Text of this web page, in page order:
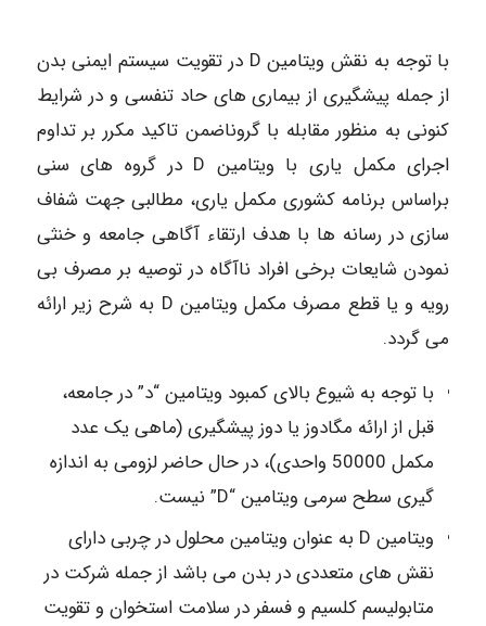
با توجه به نقش ویتامین D در تقویت سیستم ایمنی بدن
از جمله پیشگیری از بیماری های حاد تنفسی و در شرایط
کنونی به منظور مقابله با گروناضمن تاکید مکرر بر تداوم
اجرای مکمل یاری با ویتامین D در گروه های سنی
براساس برنامه کشوری مکمل یاری، مطالبی جهت شفاف
سازی در رسانه ها با هدف ارتقاء آگاهی جامعه و خنثی
نمودن شایعات برخی افراد ناآگاه در توصیه بر مصرف بی
رویه و یا قطع مصرف مکمل ویتامین D به شرح زیر ارائه
می گردد.
با توجه به شیوع بالای کمبود ویتامین “د” در جامعه،
قبل از ارائه مگادوز یا دوز پیشگیری (ماهی یک عدد
مکمل 50000 واحدی)، در حال حاضر لزومی به اندازه
گیری سطح سرمی ویتامین “D” نیست.
ویتامین D به عنوان ویتامین محلول در چربی دارای
نقش های متعددی در بدن می باشد از جمله شرکت در
متابولیسم کلسیم و فسفر در سلامت استخوان و تقویت